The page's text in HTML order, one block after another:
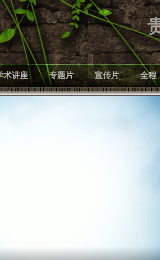
术讲座 专题片 宣传片 全程